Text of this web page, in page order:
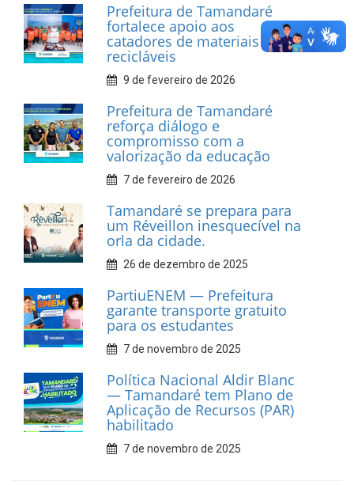
INFORMATIVOS
Prefeitura de Tamandaré
realiza entrega de placas à
Associação dos Taxistas Rota
Car Service
10 de fevereiro de 2026
Dia do Frevo: patrimônio
cultural em movimento
9 de fevereiro de 2026
Prefeitura de Tamandaré
fortalece apoio aos
catadores de materiais
recicláveis
9 de fevereiro de 2026
Prefeitura de Tamandaré
reforça diálogo e
compromisso com a
valorização da educação
7 de fevereiro de 2026